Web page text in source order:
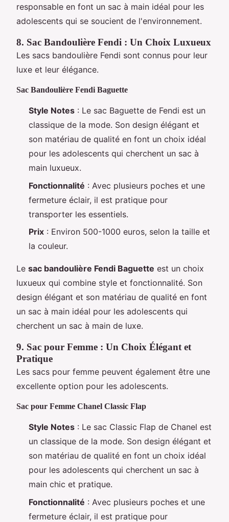
responsable en font un sac à main idéal pour les
adolescents qui se soucient de l'environnement.
8. Sac Bandoulière Fendi : Un Choix Luxueux
Les sacs bandoulière Fendi sont connus pour leur
luxe et leur élégance.
Sac Bandoulière Fendi Baguette
Style Notes : Le sac Baguette de Fendi est un
classique de la mode. Son design élégant et
son matériau de qualité en font un choix idéal
pour les adolescents qui cherchent un sac à
main luxueux.
Fonctionnalité : Avec plusieurs poches et une
fermeture éclair, il est pratique pour
transporter les essentiels.
Prix : Environ 500-1000 euros, selon la taille et
la couleur.
Le sac bandoulière Fendi Baguette est un choix
luxueux qui combine style et fonctionnalité. Son
design élégant et son matériau de qualité en font
un sac à main idéal pour les adolescents qui
cherchent un sac à main de luxe.
9. Sac pour Femme : Un Choix Élégant et
Pratique
Les sacs pour femme peuvent également être une
excellente option pour les adolescents.
Sac pour Femme Chanel Classic Flap
Style Notes : Le sac Classic Flap de Chanel est
un classique de la mode. Son design élégant et
son matériau de qualité en font un choix idéal
pour les adolescents qui cherchent un sac à
main chic et pratique.
Fonctionnalité : Avec plusieurs poches et une
fermeture éclair, il est pratique pour